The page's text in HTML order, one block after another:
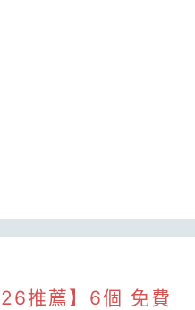
推薦】6個 免費